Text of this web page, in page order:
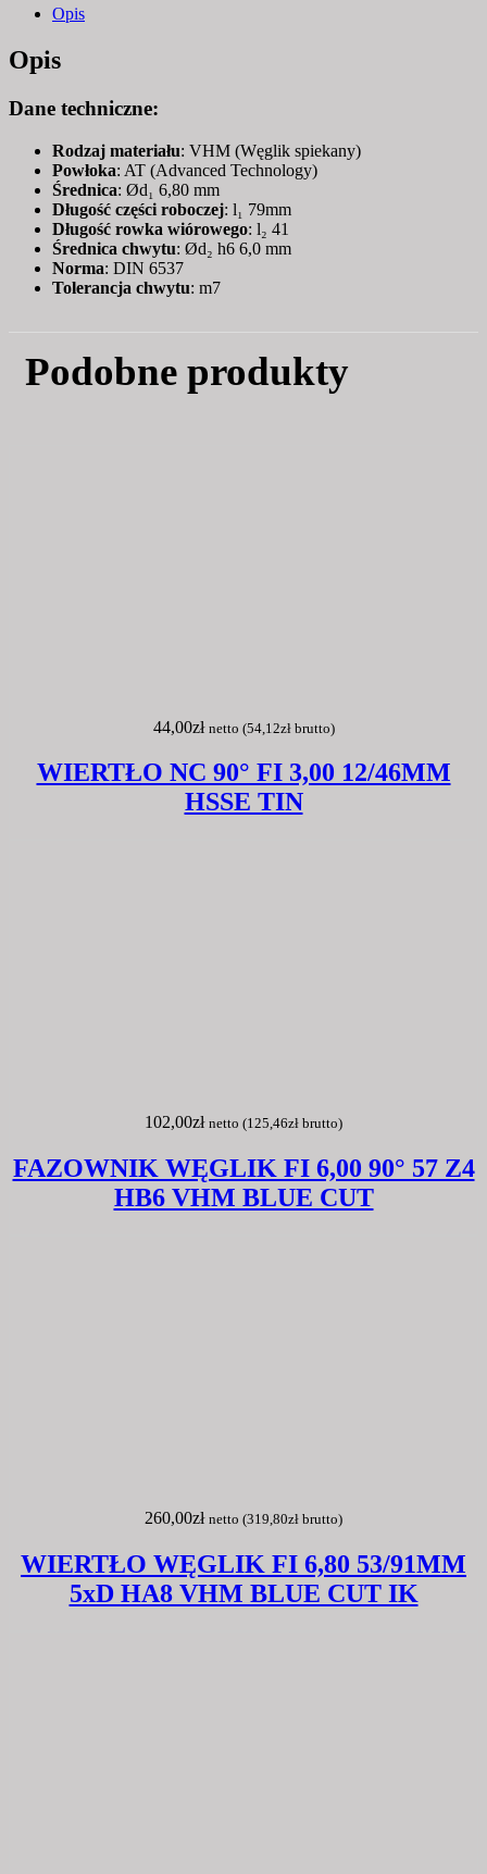
Opis
Opis
Dane techniczne:
Rodzaj materiału: VHM (Węglik spiekany)
Powłoka: AT (Advanced Technology)
Średnica: Ød₁ 6,80 mm
Długość części roboczej: l₁ 79mm
Długość rowka wiórowego: l₂ 41
Średnica chwytu: Ød₂ h6 6,0 mm
Norma: DIN 6537
Tolerancja chwytu: m7
Podobne produkty
44,00zł netto (54,12złbrutto)
WIERTŁO NC 90° FI 3,00 12/46MM
HSSE TIN
102,00zł netto (125,46zł brutto)
FAZOWNIK WĘGLIK FI 6,00 90° 57 Z4
HB6 VHM BLUE CUT
260,00zł netto (319,80zł brutto)
WIERTŁO WĘGLIK FI 6,80 53/91MM
5xD HA8 VHM BLUE CUT IK